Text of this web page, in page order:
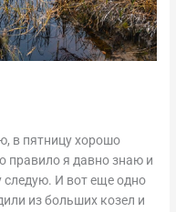
в пятницу хорошо
правило я давно знаю и
следую. И вот еще одно
из больших козел и